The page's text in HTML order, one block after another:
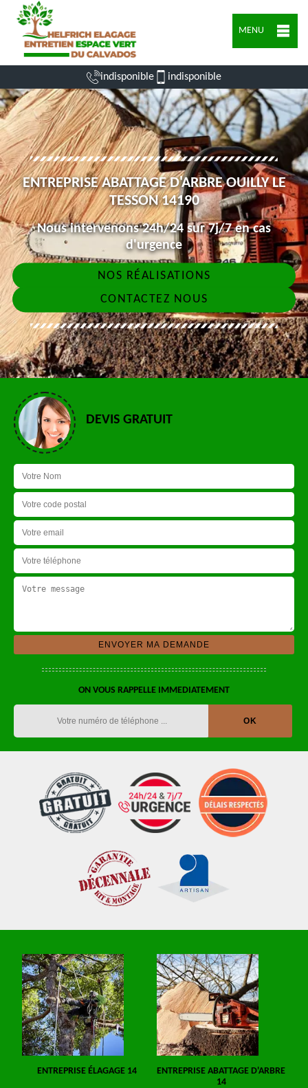
MENU
indisponible indisponible
ENTREPRISE ABATTAGE D'ARBRE OUILLY LE
TESSON 14190
Nous intervenons 24h/24 sur 7j/7 en cas
d'urgence
NOS RÉALISATIONS
CONTACTEZ NOUS
DEVIS GRATUIT
ON VOUS RAPPELLE IMMEDIATEMENT
ENTREPRISE ÉLAGAGE 14
ENTREPRISE ABATTAGE D'ARBRE
14